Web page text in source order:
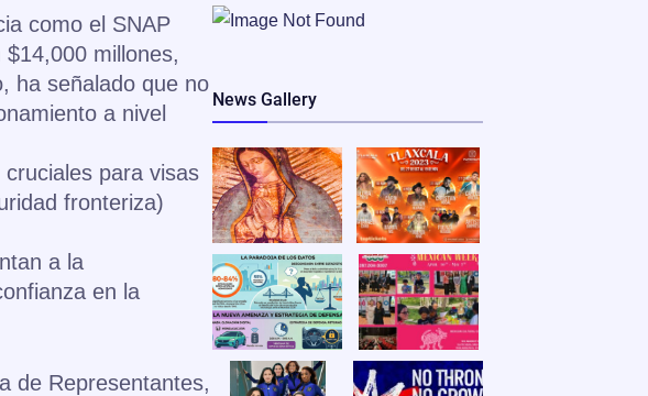
como el SNAP
millones,
ha señalado que no
a nivel
para visas
fronteriza)
a la
en la
de Representantes,
News Gallery